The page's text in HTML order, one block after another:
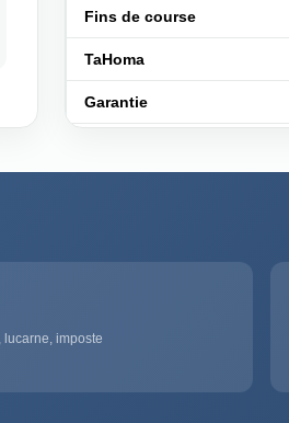
Fins de course
TaHoma
Garantie
lucarne, imposte